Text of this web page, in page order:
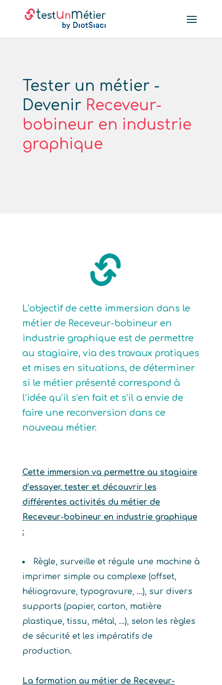
Tester un métier -
Devenir Receveur-
bobineur en industrie
graphique
L’objectif de cette immersion dans le
métier de Receveur-bobineur en
industrie graphique est de permettre
au stagiaire, via des travaux pratiques
et mises en situations, de déterminer
si le métier présenté correspond à
l’idée qu’il s’en fait et s’il a envie de
faire une reconversion dans ce
nouveau métier.
Cette immersion va permettre au stagiaire
d’essayer, tester et découvrir les
différentes activités du métier de
Receveur-bobineur en industrie graphique
:
Règle, surveille et régule une machine à
imprimer simple ou complexe (offset,
héliogravure, typogravure, …), sur divers
supports (papier, carton, matière
plastique, tissu, métal, …), selon les règles
de sécurité et les impératifs de
production.
La formation au métier de Receveur-